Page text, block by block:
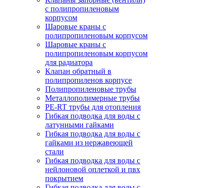
с полипропиленовым
корпусом
Шаровые краны с
полипропиленовым корпусом
Шаровые краны с
полипропиленовым корпусом
для радиатора
Клапан обратный в
полипропиленов корпусе
Полипропиленовые трубы
Металлополимерные трубы
PE-RT трубы для отопления
Гибкая подводка для воды с
латунными гайками
Гибкая подводка для воды с
гайками из нержавеющей
стали
Гибкая подводка для воды с
нейлоновой оплеткой и пвх
покрытием